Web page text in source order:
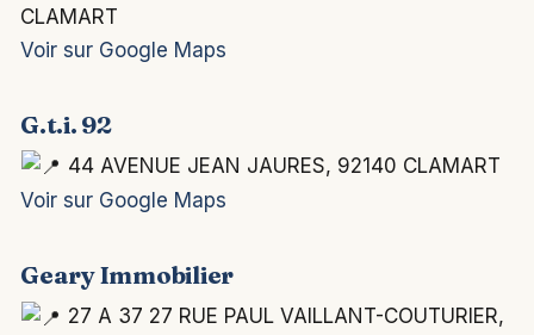
CLAMART
Voir sur Google Maps
G.t.i. 92
44 AVENUE JEAN JAURES, 92140 CLAMART
Voir sur Google Maps
Geary Immobilier
27 A 37 27 RUE PAUL VAILLANT-COUTURIER,